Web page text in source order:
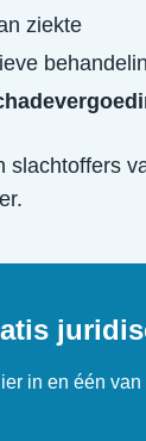
ziekte
slachtoffers
in en één